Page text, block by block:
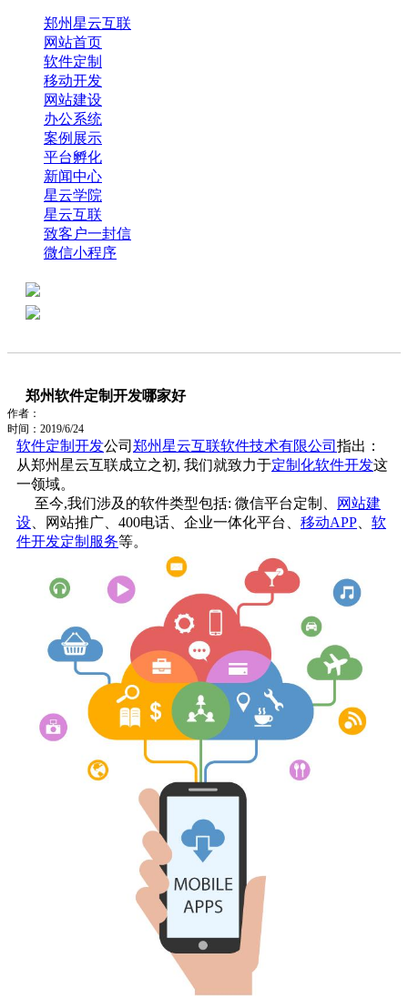
郑州星云互联
网站首页
软件定制
移动开发
网站建设
办公系统
案例展示
平台孵化
新闻中心
星云学院
星云互联
致客户一封信
微信小程序
郑州软件定制开发哪家好
作者：
时间：2019/6/24
软件定制开发公司 郑州星云互联软件技术有限公司 指出：
从郑州星云互联成立之初, 我们就致力于定制化软件开发这
一领域。
至今,我们涉及的软件类型包括: 微信平台定制、
网站建
设 、网站推广、400电话、企业一体化平台、 移动APP
软
件开发定制服务等。